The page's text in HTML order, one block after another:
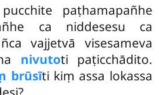
paṭhamapañhe
ca niddesesu ca
vajjetvā visesameva
nivutoti paṭicchādito.
brūsīti kiṃ assa lokassa